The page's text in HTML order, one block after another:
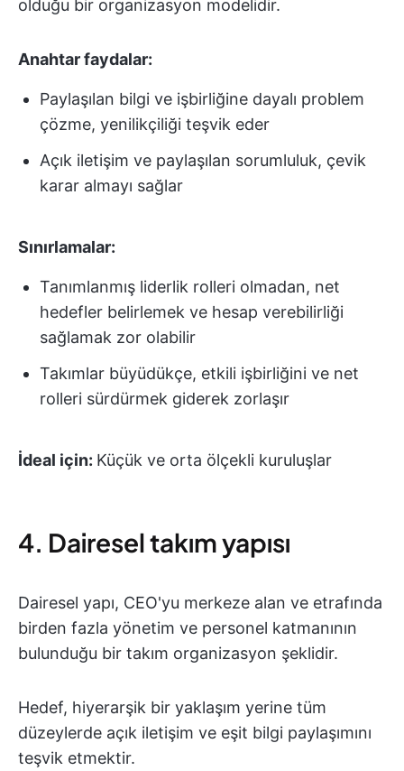
olduğu bir organizasyon modelidir.
Anahtar faydalar:
Paylaşılan bilgi ve işbirliğine dayalı problem
çözme, yenilikçiliği teşvik eder
Açık iletişim ve paylaşılan sorumluluk, çevik
karar almayı sağlar
Sınırlamalar:
Tanımlanmış liderlik rolleri olmadan, net
hedefler belirlemek ve hesap verebilirliği
sağlamak zor olabilir
Takımlar büyüdükçe, etkili işbirliğini ve net
rolleri sürdürmek giderek zorlaşır
İdeal için: Küçük ve orta ölçekli kuruluşlar
4. Dairesel takım yapısı
Dairesel yapı, CEO'yu merkeze alan ve etrafında
birden fazla yönetim ve personel katmanının
bulunduğu bir takım organizasyon şeklidir.
Hedef, hiyerarşik bir yaklaşım yerine tüm
düzeylerde açık iletişim ve eşit bilgi paylaşımını
teşvik etmektir.